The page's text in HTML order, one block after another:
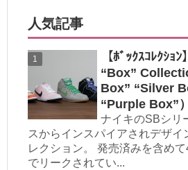
人気記事
【ﾎﾞｯｸｽｺﾚｸｼ
“Box”
Box” “Silver
“Purple Box”）
ナイキのSBシリ
スからインスパイアされデザイ
レクション。 発売済みを含め
でリークされてい...